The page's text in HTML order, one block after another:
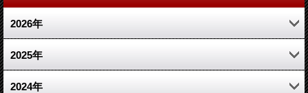
2026年
4月 (1)
2月 (1)
2025年
11月 (1)
2024年